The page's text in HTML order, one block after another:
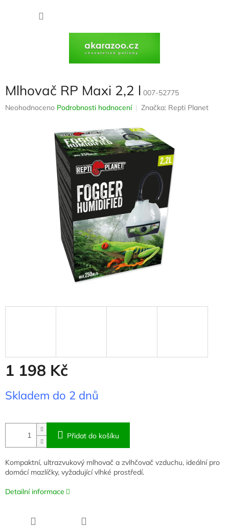
Mlhovač RP Maxi 2,2 l 007-52775
Průměrné
Neohodnoceno Podrobnosti hodnocení Značka: Repti Planet
1 198 Kč
cena:
Skladem do 2 dnů
Přidat do košíku
Kompaktní, ultrazvukový mlhovač a zvlhčovač vzduchu, ideální pro
domácí mazlíčky, vyžadující vlhké prostředí.
Detailní informace